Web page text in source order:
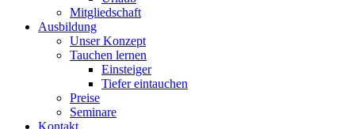
Mitgliedschaft
Ausbildung
Unser Konzept
Tauchen lernen
Einsteiger
Tiefer eintauchen
Preise
Seminare
Kontakt